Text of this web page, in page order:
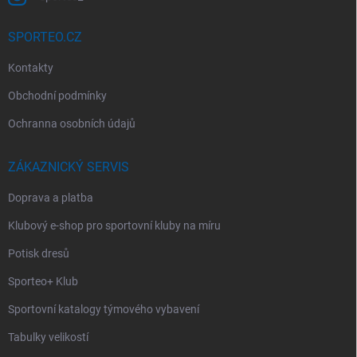
SPORTEO.CZ
Kontakty
Obchodní podmínky
Ochranna osobních údajů
ZÁKAZNICKÝ SERVIS
Doprava a platba
Klubový e-shop pro sportovní kluby na míru
Potisk dresů
Sporteo+ Klub
Sportovní katalogy týmového vybavení
Tabulky velikostí